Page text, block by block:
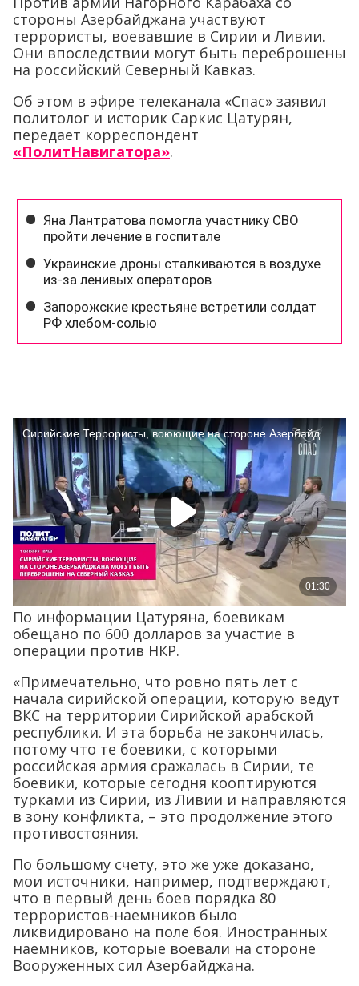
стороны Азербайджана участвуют
террористы, воевавшие в Сирии и Ливии.
Они впоследствии могут быть переброшены
на российский Северный Кавказ.
Об этом в эфире телеканала «Спас» заявил
политолог и историк Саркис Цатурян,
передает корреспондент
«ПолитНавигатора».
По информации Цатуряна, боевикам
обещано по 600 долларов за участие в
операции против НКР.
«Примечательно, что ровно пять лет с
начала сирийской операции, которую ведут
ВКС на территории Сирийской арабской
республики. И эта борьба не закончилась,
потому что те боевики, с которыми
российская армия сражалась в Сирии, те
боевики, которые сегодня кооптируются
турками из Сирии, из Ливии и направляются
в зону конфликта, – это продолжение этого
противостояния.
По большому счету, это же уже доказано,
мои источники, например, подтверждают,
что в первый день боев порядка 80
террористов-наемников было
ликвидировано на поле боя. Иностранных
наемников, которые воевали на стороне
Вооруженных сил Азербайджана.